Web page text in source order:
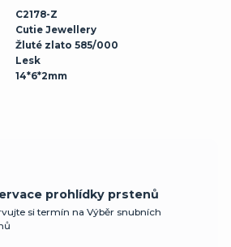
C2178-Z
Cutie Jewellery
Žluté zlato 585/000
Lesk
14*6*2mm
prohlídky prstenů
si termín na Výběr snubních